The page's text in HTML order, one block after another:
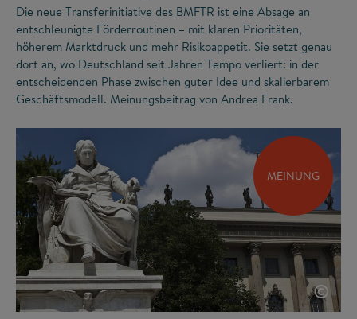
Die neue Transferinitiative des BMFTR ist eine Absage an
entschleunigte Förderroutinen – mit klaren Prioritäten,
höherem Marktdruck und mehr Risikoappetit. Sie setzt genau
dort an, wo Deutschland seit Jahren Tempo verliert: in der
entscheidenden Phase zwischen guter Idee und skalierbarem
Geschäftsmodell. Meinungsbeitrag von Andrea Frank.
MEINUNG
©